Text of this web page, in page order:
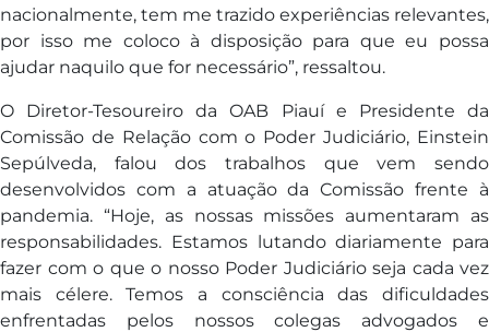
nacionalmente, tem me trazido experiências relevantes,
por isso me coloco à disposição para que eu possa
ajudar naquilo que for necessário”, ressaltou.
O Diretor-Tesoureiro da OAB Piauí e Presidente da
Comissão de Relação com o Poder Judiciário, Einstein
Sepúlveda, falou dos trabalhos que vem sendo
desenvolvidos com a atuação da Comissão frente à
pandemia. “Hoje, as nossas missões aumentaram as
responsabilidades. Estamos lutando diariamente para
fazer com o que o nosso Poder Judiciário seja cada vez
mais célere. Temos a consciência das dificuldades
enfrentadas pelos nossos colegas advogados e